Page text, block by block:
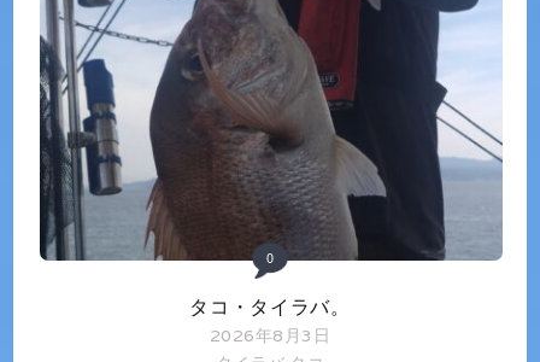
0
タコ・タイラバ。
2026年8月3日